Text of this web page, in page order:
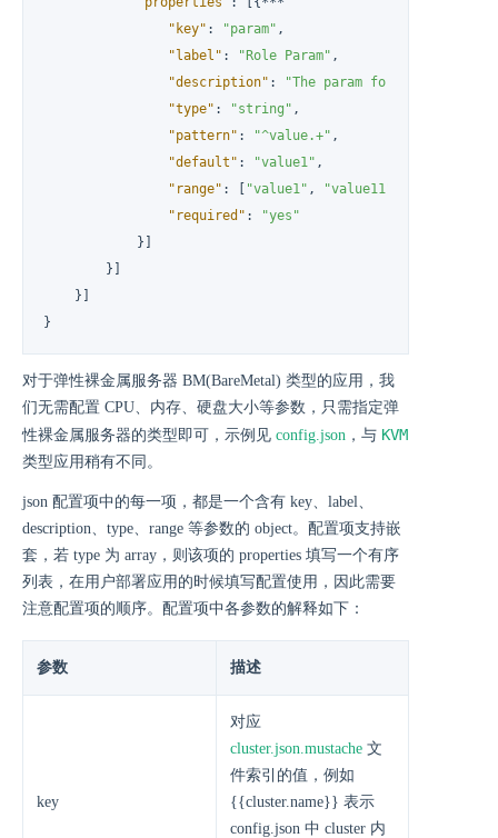
"key" : "param" ,
"label" : "Role Param" ,
"description" :
"The param for all slave
"type" : "string" ,
"pattern" : "^value.+" ,
"default" : "value1" ,
"range" : "value1" , "value11"
"required" :
"yes"
}
}
}
}
对于弹性裸金属服务器 BM(BareMetal) 类型的应用，我
们无需配置 CPU、内存、硬盘大小等参数，只需指定弹
性裸金属服务器的类型即可，示例见 config.json ，与 KVM
类型应用稍有不同。
json 配置项中的每一项，都是一个含有 key、label、
description、type、range 等参数的 object。配置项支持嵌
套，若 type 为 array，则该项的 properties 填写一个有序
列表，在用户部署应用的时候填写配置使用，因此需要
注意配置项的顺序。配置项中各参数的解释如下：
参数 描述
key
对应
cluster.json.mustache 文
件索引的值，例如
{{cluster.name}} 表示
config.json 中 cluster 内